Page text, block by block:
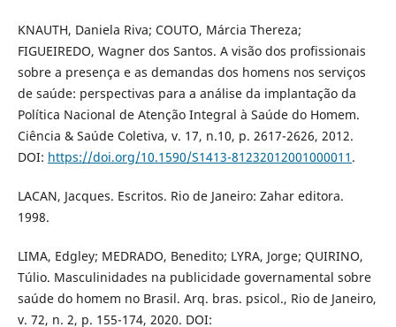
KNAUTH, Daniela Riva; COUTO, Márcia Thereza;
FIGUEIREDO, Wagner dos Santos. A visão dos profissionais
sobre a presença e as demandas dos homens nos serviços
de saúde: perspectivas para a análise da implantação da
Política Nacional de Atenção Integral à Saúde do Homem.
Ciência & Saúde Coletiva, v. 17, n.10, p. 2617-2626, 2012.
DOI: https://doi.org/10.1590/S1413-81232012001000011 .
LACAN, Jacques. Escritos. Rio de Janeiro: Zahar editora.
1998.
LIMA, Edgley; MEDRADO, Benedito; LYRA, Jorge; QUIRINO,
Túlio. Masculinidades na publicidade governamental sobre
saúde do homem no Brasil. Arq. bras. psicol., Rio de Janeiro,
v. 72, n. 2, p. 155-174, 2020. DOI: